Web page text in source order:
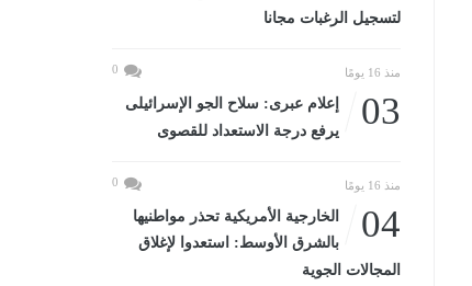
لتسجيل الرغبات مجانا
منذ 16 يومًا 0
03
إعلام عبرى: سلاح الجو الإسرائيلى
يرفع درجة الاستعداد للقصوى
منذ 16 يومًا 0
04
الخارجية الأمريكية تحذر مواطنيها
بالشرق الأوسط: استعدوا لإغلاق
المجالات الجوية